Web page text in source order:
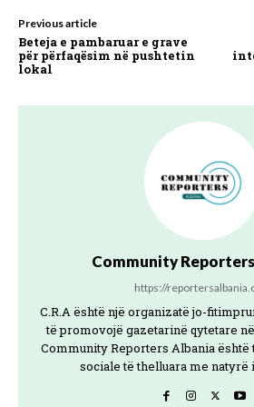
Previous article
Beteja e pambaruar e grave
për përfaqësim në pushtetin
lokal
Community
https://
C.R.A është një organizatë jo-
të promovojë gazetarinë qytetare
Community Reporters Albania është
sociale të thelluara me natyrë